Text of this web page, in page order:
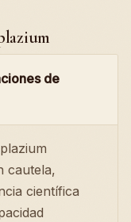
de
cautela,
científica